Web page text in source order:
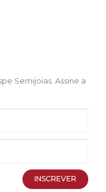
Semijoias. Assine a
INSCREVER